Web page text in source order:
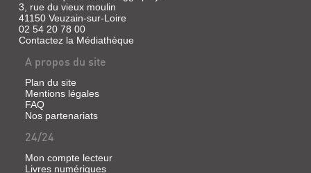
3, rue du vieux moulin
41150 Veuzain-sur-Loire
02 54 20 78 00
Contactez la Médiathèque
A propos du site
Plan du site
Mentions légales
FAQ
Nos partenariats
24/24
Mon compte lecteur
Livres numériques